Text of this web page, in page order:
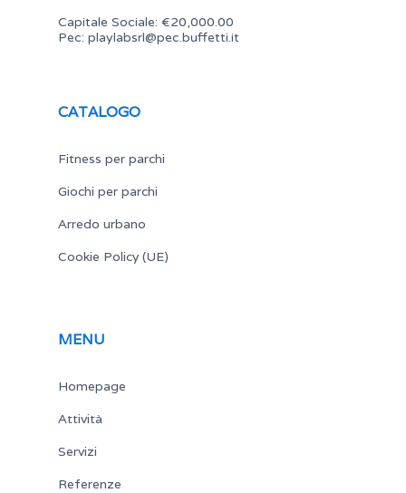
Capitale Sociale: €20,000.00
Pec: playlabsrl@pec.buffetti.it
CATALOGO
Fitness per parchi
Giochi per parchi
Arredo urbano
Cookie Policy (UE)
MENU
Homepage
Attività
Servizi
Referenze